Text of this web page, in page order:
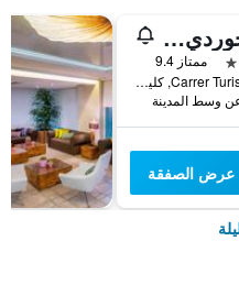
سانت جوردي بوتيك هوتل
ممتاز 9.4
Carrer Turisme, 80 - 88, كليلة, كاتالونيا, أسبانيا
عرض الصفقة